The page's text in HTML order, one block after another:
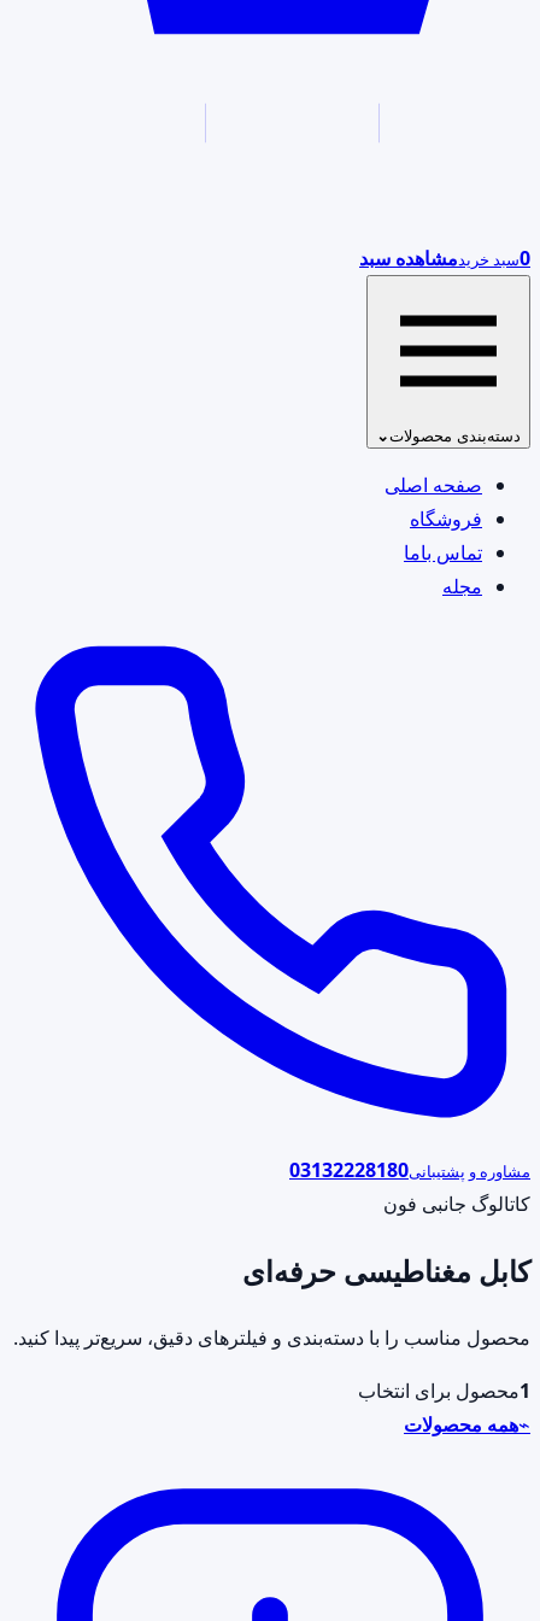
0سبد خریدمشاهده سبد
دسته‌بندی محصولات⌄
صفحه اصلی
فروشگاه
تماس باما
مجله
مشاوره و پشتیبانی03132228180
کاتالوگ جانبی فون
کابل مغناطیسی حرفه‌ای
محصول مناسب را با دسته‌بندی و فیلترهای دقیق، سریع‌تر پیدا کنید.
1محصول برای انتخاب
⌁همه محصولات